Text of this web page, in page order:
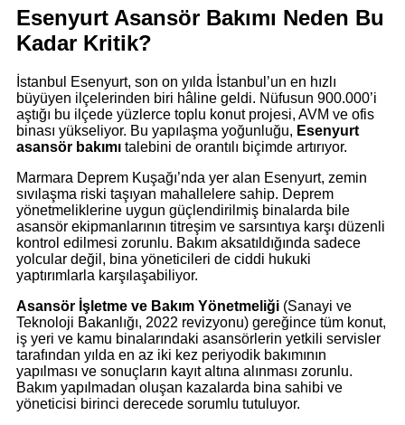
Esenyurt Asansör Bakımı Neden Bu
Kadar Kritik?
İstanbul Esenyurt, son on yılda İstanbul’un en hızlı
büyüyen ilçelerinden biri hâline geldi. Nüfusun 900.000’i
aştığı bu ilçede yüzlerce toplu konut projesi, AVM ve ofis
binası yükseliyor. Bu yapılaşma yoğunluğu, Esenyurt
asansör bakımı talebini de orantılı biçimde artırıyor.
Marmara Deprem Kuşağı’nda yer alan Esenyurt, zemin
sıvılaşma riski taşıyan mahallelere sahip. Deprem
yönetmeliklerine uygun güçlendirilmiş binalarda bile
asansör ekipmanlarının titreşim ve sarsıntıya karşı düzenli
kontrol edilmesi zorunlu. Bakım aksatıldığında sadece
yolcular değil, bina yöneticileri de ciddi hukuki
yaptırımlarla karşılaşabiliyor.
Asansör İşletme ve Bakım Yönetmeliği (Sanayi ve
Teknoloji Bakanlığı, 2022 revizyonu) gereğince tüm konut,
iş yeri ve kamu binalarındaki asansörlerin yetkili servisler
tarafından yılda en az iki kez periyodik bakımının
yapılması ve sonuçların kayıt altına alınması zorunlu.
Bakım yapılmadan oluşan kazalarda bina sahibi ve
yöneticisi birinci derecede sorumlu tutuluyor.